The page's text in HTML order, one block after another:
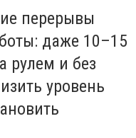
перерывы
даже 10–15
рулем и без
уровень